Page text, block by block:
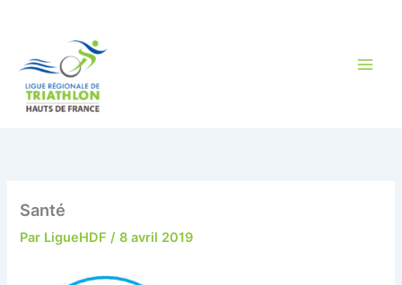
Santé
Par LigueHDF/8 avril 2019